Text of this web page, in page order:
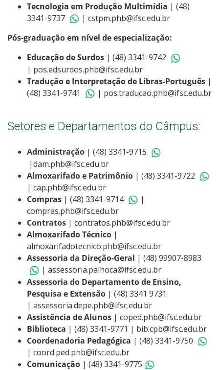
Tecnologia em Produção Multimídia | (48)
3341-9737
| cstpm.phb@ifsc.edu.br
Pós-graduação em nível de especialização:
Educação de Surdos | (48) 3341-9742
| pos.edsurdos.phb@ifsc.edu.br
Tradução e Interpretação de Libras-Português |
(48) 3341-9741
| pos.traducao.phb@ifsc.edu.br
Setores e Departamentos do Câmpus:
Administração | (48) 3341-9715
|dam.phb@ifsc.edu.br
Almoxarifado e Patrimônio | (48) 3341-9722
| cap.phb@ifsc.edu.br
Compras | (48) 3341-9714
|
compras.phb@ifsc.edu.br
Contratos | contratos.phb@ifsc.edu.br
Almoxarifado Técnico |
almoxarifadotecnico.phb@ifsc.edu.br
Assessoria da Direção-Geral | (48) 99907-8983
| assessoria.palhoca@ifsc.edu.br
Assessoria do Departamento de Ensino,
Pesquisa e Extensão | (48) 3341 9731
| assessoria.depe.phb@ifsc.edu.br
Assistência de Alunos | coped.phb@ifsc.edu.br
Biblioteca | (48) 3341-9771 | bib.cpb@ifsc.edu.br
Coordenadoria Pedagógica | (48) 3341-9750
| coord.ped.phb@ifsc.edu.br
Comunicação | (48) 3341-9775